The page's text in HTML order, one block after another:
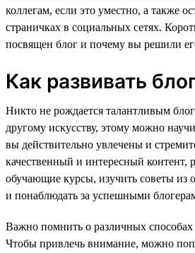
коллегам, если это уместно, а также
страничках в социальных сетях.
посвящен блог и почему вы решили
Как развивать
Никто не рождается талантливым
другому искусству, этому можно
вы действительно увлечены и
качественный и интересный контент,
обучающие курсы, изучить советы из
и понаблюдать за успешными
Важно помнить о различных способах
Чтобы привлечь внимание, можно